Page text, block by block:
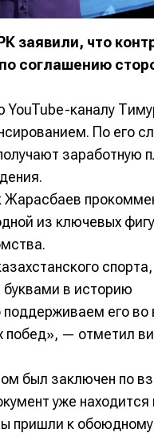
заявили, что
соглашению
каналу
По его
заработную
из ключевых
в историю
его во
побед», — отметил
был заключен по
уже находится
пришли к обоюдному